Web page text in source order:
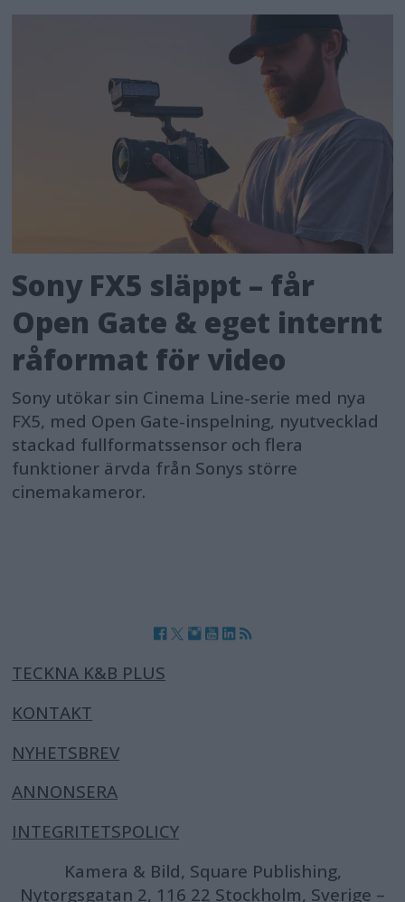
Sony FX5 släppt – får
Open Gate & eget internt
råformat för video
Sony utökar sin Cinema Line-serie med nya
FX5, med Open Gate-inspelning, nyutvecklad
stackad fullformatssensor och flera
funktioner ärvda från Sonys större
cinemakameror.
TECKNA K&B PLUS
KONTAKT
NYHETSBREV
ANNONSERA
INTEGRITETSPOLICY
Kamera & Bild, Square Publishing,
Nytorgsgatan 2, 116 22 Stockholm, Sverige –